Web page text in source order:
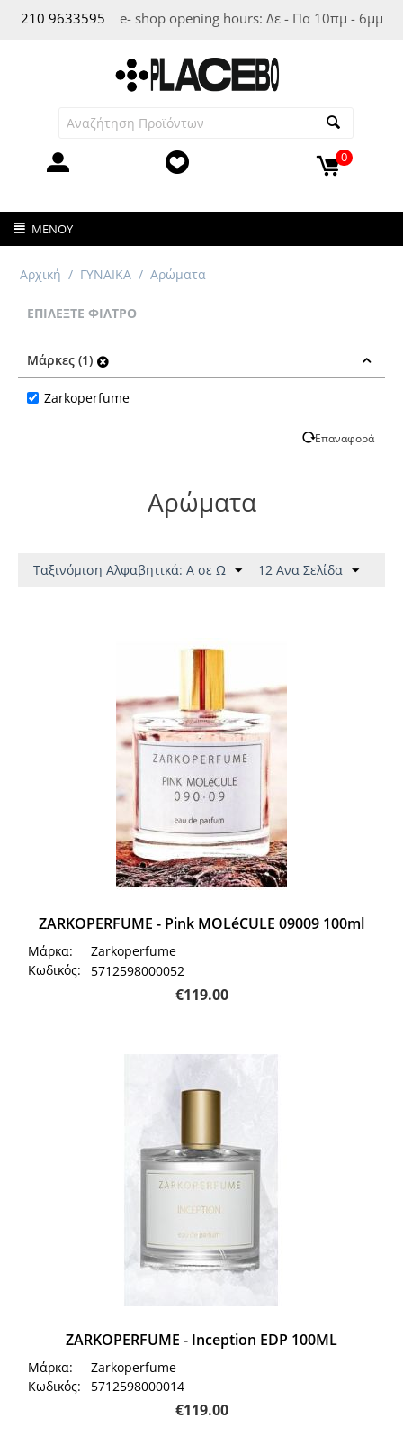
210 9633595 e- shop opening hours: Δε - Πα 10πμ - 6μμ
0
ΜΕΝΟΎ
Αρχική / ΓΥΝΑΙΚΑ / Αρώματα
ΕΠΙΛΈΞΤΕ ΦΊΛΤΡΟ
Μάρκες (1)
Zarkoperfume
Επαναφορά
Αρώματα
Ταξινόμιση Αλφαβητικά: A σε Ω 12 Ανα Σελίδα
ZARKOPERFUME - Pink MOLéCULE 09009 100ml
Μάρκα:
Zarkoperfume
Κωδικός:
5712598000052
€119.00
ZARKOPERFUME - Inception EDP 100ML
Μάρκα:
Zarkoperfume
Κωδικός:
5712598000014
€119.00